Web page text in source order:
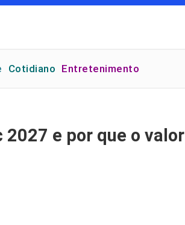
Cotidiano Entretenimento
2027 e por que o valor